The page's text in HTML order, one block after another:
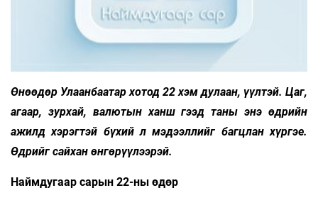
Өнөөдөр Улаанбаатар хотод 22 хэм дулаан, үүлтэй. Цаг,
агаар, зурхай, валютын ханш гээд таны энэ өдрийн
ажилд хэрэгтэй бүхий л мэдээллийг багцлан хүргэе.
Өдрийг сайхан өнгөрүүлээрэй.
Наймдугаар сарын 22-ны өдөр